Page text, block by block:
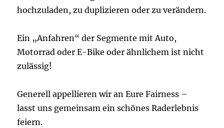
hochzuladen, zu duplizieren oder zu verändern.
Ein „Anfahren“ der Segmente mit Auto,
Motorrad oder E-Bike oder ähnlichem ist nicht
zulässig!
Generell appellieren wir an Eure Fairness –
lasst uns gemeinsam ein schönes Raderlebnis
feiern.